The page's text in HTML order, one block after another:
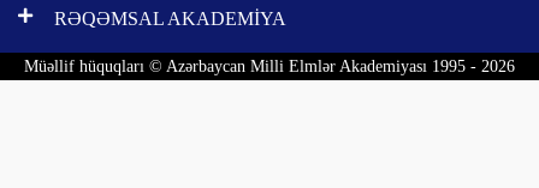
RƏQƏMSAL AKADEMİYA
Müəllif hüquqları © Azərbaycan Milli Elmlər Akademiyası 1995 - 2026